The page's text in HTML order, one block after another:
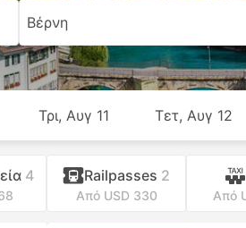
Βέρνη
Τρι, Αυγ 11 Τετ, Αυγ 12
4 Railpasses 2
Από USD 330 Από